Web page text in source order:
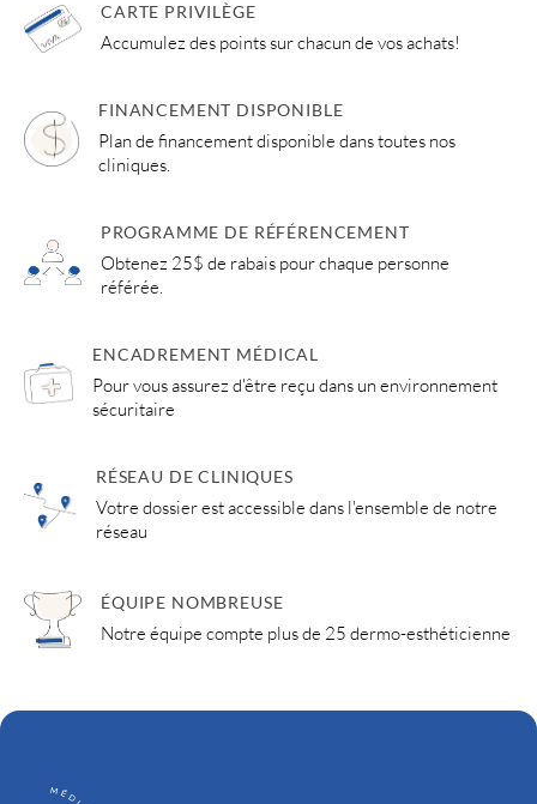
CARTE PRIVILÈGE
Accumulez des points sur chacun de vos achats!
FINANCEMENT DISPONIBLE
Plan de financement disponible dans toutes nos
cliniques.
PROGRAMME DE RÉFÉRENCEMENT
Obtenez 25$ de rabais pour chaque personne
référée.
ENCADREMENT MÉDICAL
Pour vous assurez d'être reçu dans un environnement
sécuritaire
RÉSEAU DE CLINIQUES
Votre dossier est accessible dans l'ensemble de notre
réseau
ÉQUIPE NOMBREUSE
Notre équipe compte plus de 25 dermo-esthéticienne